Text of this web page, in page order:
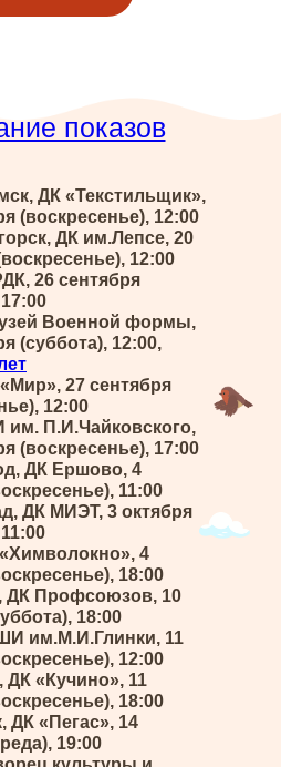
показов
ДК «Текстильщик»,
(воскресенье), 12:00
ДК им.Лепсе, 20
12:00
26 сентября
Военной формы,
(суббота), 12:00,
27 сентября
12:00
им. П.И.Чайковского,
(воскресенье), 17:00
ДК Ершово, 4
11:00
ДК МИЭТ, 3 октября
4
18:00
ДК Профсоюзов, 10
18:00
им.М.И.Глинки, 11
12:00
ДК «Кучино», 11
18:00
ДК «Пегас», 14
19:00